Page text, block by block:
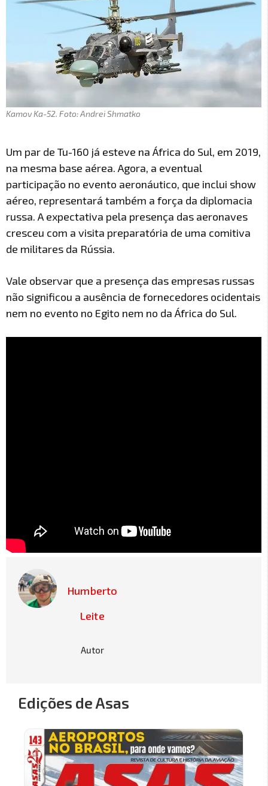
Kamov Ka-52. Foto: Andrei Shmatko
Um par de Tu-160 já esteve na África do Sul, em 2019,
na mesma base aérea. Agora, a eventual
participação no evento aeronáutico, que inclui show
aéreo, representará também a força da diplomacia
russa. A expectativa pela presença das aeronaves
cresceu com a visita preparatória de uma comitiva
de militares da Rússia.
Vale observar que a presença das empresas russas
não significou a ausência de fornecedores ocidentais
nem no evento no Egito nem no da África do Sul.
Humberto
Leite
Autor
Edições de Asas